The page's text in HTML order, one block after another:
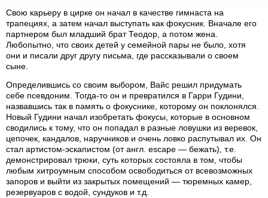
Свою карьеру в цирке он начал в качестве гимнаста на
трапециях, а затем начал выступать как фокусник. Вначале его
партнером был младший брат Теодор, а потом жена.
Любопытно, что своих детей у семейной пары не было, хотя
они и писали друг другу письма, где рассказывали о своем
сыне.
Определившись со своим выбором, Вайс решил придумать
себе псевдоним. Тогда-то он и превратился в Гарри Гудини,
назвавшись так в память о фокуснике, которому он поклонялся.
Новый Гудини начал изобретать фокусы, которые в основном
сводились к тому, что он попадал в разные ловушки из веревок,
цепочек, кандалов, наручников и очень ловко распутывал их. Он
стал артистом-эскапистом (от англ. escape — бежать), т.е.
демонстрировал трюки, суть которых состояла в том, чтобы
любым хитроумным способом освободиться от всевозможных
запоров и выйти из закрытых помещений — тюремных камер,
резервуаров с водой, сундуков и т.д.